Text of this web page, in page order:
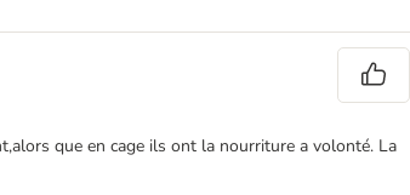
que en cage ils ont la nourriture a volonté. La